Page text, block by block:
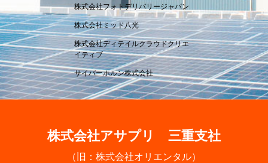
株式会社フォトデリバリージャパン
株式会社ミッド八光
株式会社ディテイルクラウドクリエ
イティブ
サイバーホルン株式会社
株式会社アサプリ 三重支社
（旧：株式会社オリエンタル）